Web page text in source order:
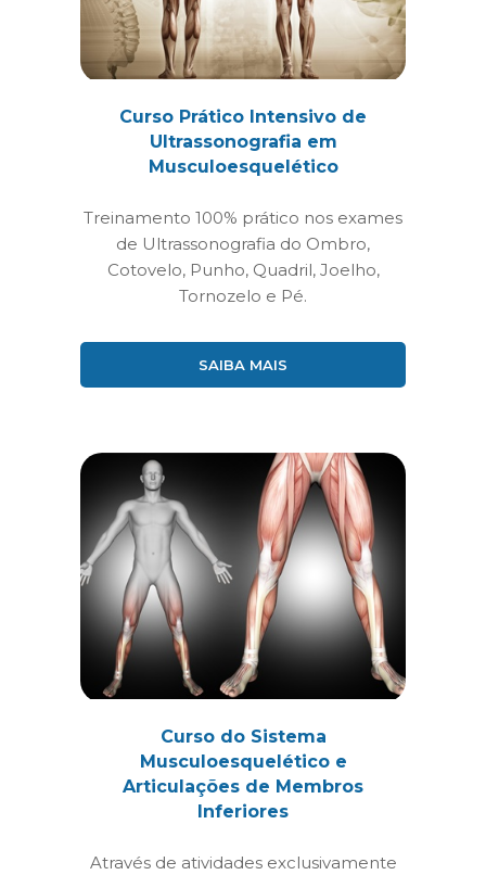
Curso Prático Intensivo de
Ultrassonografia em
Musculoesquelético
Treinamento 100% prático nos exames
de Ultrassonografia do Ombro,
Cotovelo, Punho, Quadril, Joelho,
Tornozelo e Pé.
SAIBA MAIS
Curso do Sistema
Musculoesquelético e
Articulações de Membros
Inferiores
Através de atividades exclusivamente